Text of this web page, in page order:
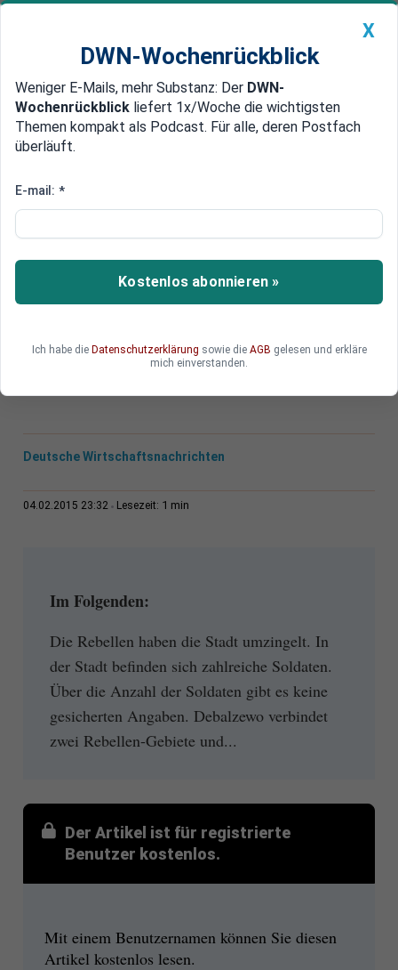
Newsticker MEIN DWN: Geldanlage Premium
Edelmetalle DWN-Magazin China
7.000 Menschen eingeschlossen
Ukraine: Armee umzingelt,
Baltikum sehr nervös
Das ukrainische Militär steht in der ost-
Steinmeier unternimmt aufgrund der Eskalation
Deutsche Wirtschaftsnachrichten
04.02.2015 23:32 Lesezeit: 1 min
Im Folgenden:
Die Rebellen haben die Stadt umzingelt. In
der Stadt befinden sich zahlreiche Soldaten.
Über die Anzahl der Soldaten gibt es keine
gesicherten Angaben. Debalzewo verbindet
zwei Rebellen-Gebiete und...
Der Artikel ist für registrierte
Benutzer kostenlos.
Mit einem Benutzernamen können Sie diesen
Artikel kostenlos lesen.
X
DWN-Wochenrückblick
Weniger E-Mails, mehr Substanz: Der DWN-
Wochenrückblick liefert 1x/Woche die wichtigsten
Themen kompakt als Podcast. Für alle, deren Postfach
überläuft.
E-mail: *
Kostenlos abonnieren »
Ich habe die Datenschutzerklärung sowie die AGB gelesen und erkläre
mich einverstanden.